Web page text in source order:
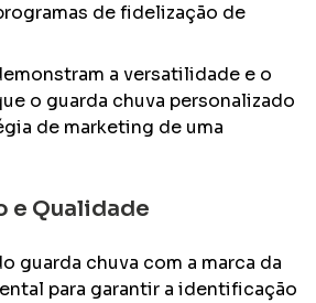
de fidelização de
a versatilidade e o
o guarda chuva personalizado
de marketing de uma
e Qualidade
guarda chuva com a marca da
para garantir a identificação